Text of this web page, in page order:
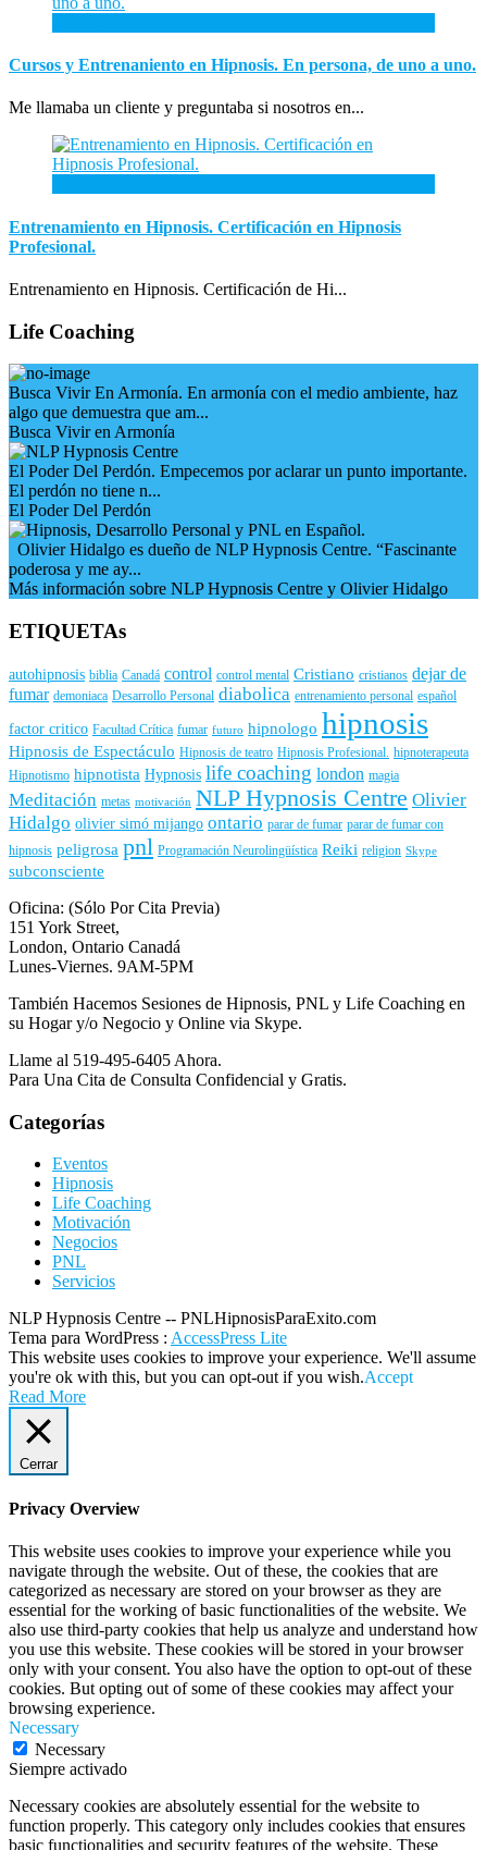
Cursos y Entrenaniento en Hipnosis. En persona, de uno a uno.
Me llamaba un cliente y preguntaba si nosotros en...
Entrenamiento en Hipnosis. Certificación en Hipnosis
Profesional.
Entrenamiento en Hipnosis. Certificación de Hi...
Life Coaching
Busca Vivir En Armonía. En armonía con el medio ambiente, haz
algo que demuestra que am...
Busca Vivir en Armonía
El Poder Del Perdón. Empecemos por aclarar un punto importante.
El perdón no tiene n...
El Poder Del Perdón
Olivier Hidalgo es dueño de NLP Hypnosis Centre. “Fascinante
poderosa y me ay...
Más información sobre NLP Hypnosis Centre y Olivier Hidalgo
ETIQUETAs
autohipnosis biblia Canadá control control mental Cristiano cristianos dejar de
fumar demoniaca Desarrollo Personal diabolica entrenamiento personal español
factor critico Facultad Crítica fumar futuro hipnologo hipnosis
Hipnosis de Espectáculo Hipnosis de teatro Hipnosis Profesional. hipnoterapeuta
Hipnotismo hipnotista Hypnosis life coaching london magia
Meditación metas motivación NLP Hypnosis Centre Olivier
Hidalgo olivier simó mijango ontario parar de fumar parar de fumar con
hipnosis peligrosa pnl Programación Neurolingüística Reiki religion Skype
subconsciente
Oficina: (Sólo Por Cita Previa)
151 York Street,
London, Ontario Canadá
Lunes-Viernes. 9AM-5PM
También Hacemos Sesiones de Hipnosis, PNL y Life Coaching en
su Hogar y/o Negocio y Online via Skype.
Llame al 519-495-6405 Ahora.
Para Una Cita de Consulta Confidencial y Gratis.
Categorías
Eventos
Hipnosis
Life Coaching
Motivación
Negocios
PNL
Servicios
NLP Hypnosis Centre -- PNLHipnosisParaExito.com
Tema para WordPress : AccessPress Lite
This website uses cookies to improve your experience. We'll assume
you're ok with this, but you can opt-out if you wish.Accept
Read More
Cerrar
Privacy Overview
This website uses cookies to improve your experience while you
navigate through the website. Out of these, the cookies that are
categorized as necessary are stored on your browser as they are
essential for the working of basic functionalities of the website. We
also use third-party cookies that help us analyze and understand how
you use this website. These cookies will be stored in your browser
only with your consent. You also have the option to opt-out of these
cookies. But opting out of some of these cookies may affect your
browsing experience.
Necessary
Necessary
Siempre activado
Necessary cookies are absolutely essential for the website to
function properly. This category only includes cookies that ensures
basic functionalities and security features of the website. These